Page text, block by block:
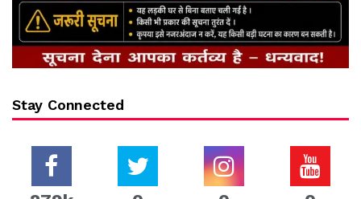
Stay Connected